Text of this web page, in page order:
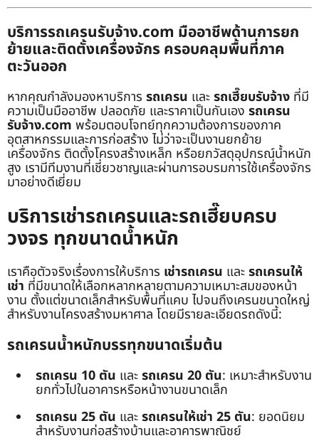
บริการรถเครนรับจ้าง.com มืออาชีพด้านการยก
ย้ายและติดตั้งเครื่องจักร ครอบคลุมพื้นที่ภาค
ตะวันออก
หากคุณกำลังมองหาบริการ รถเครน และรถเฮี๊ยบรับจ้าง ที่มี
ความเป็นมืออาชีพ ปลอดภัย และราคาเป็นกันเอง รถเครน
รับจ้าง.com พร้อมตอบโจทย์ทุกความต้องการของภาค
อุตสาหกรรมและการก่อสร้าง ไม่ว่าจะเป็นงานยกย้าย
เครื่องจักร ติดตั้งโครงสร้างเหล็ก หรือยกวัสดุอุปกรณ์น้ำหนัก
สูง เรามีทีมงานที่เชี่ยวชาญและผ่านการอบรมการใช้เครื่องจักร
มาอย่างดีเยี่ยม
บริการเช่ารถเครนและรถเฮี๊ยบครบ
วงจร ทุกขนาดน้ำหนัก
เราคือตัวจริงเรื่องการให้บริการ เช่ารถเครน และรถเครนให้
เช่า ที่มีขนาดให้เลือกหลากหลายตามความเหมาะสมของหน้า
งาน ตั้งแต่ขนาดเล็กสำหรับพื้นที่แคบ ไปจนถึงเครนขนาดใหญ่
สำหรับงานโครงสร้างมหาศาล โดยมีรายละเอียดรถดังนี้:
รถเครนน้ำหนักบรรทุกขนาดเริ่มต้น
รถเครน 10 ตัน และรถเครน 20 ตัน: เหมาะสำหรับงาน
ยกทั่วไปในอาคารหรือหน้างานขนาดเล็ก
รถเครน 25 ตัน และรถเครนให้เช่า 25 ตัน: ยอดนิยม
สำหรับงานก่อสร้างบ้านและอาคารพาณิชย์